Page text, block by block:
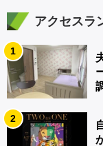
アクセスラ
1
2